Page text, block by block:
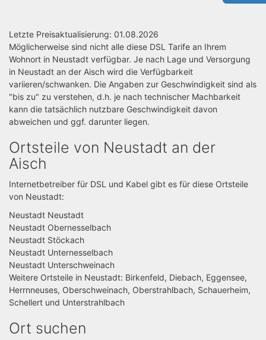
Letzte Preisaktualisierung: 01.08.2026
Möglicherweise sind nicht alle diese DSL Tarife an Ihrem
Wohnort in Neustadt verfügbar. Je nach Lage und Versorgung
in Neustadt an der Aisch wird die Verfügbarkeit
variieren/schwanken. Die Angaben zur Geschwindigkeit sind als
"bis zu" zu verstehen, d.h. je nach technischer Machbarkeit
kann die tatsächlich nutzbare Geschwindigkeit davon
abweichen und ggf. darunter liegen.
Ortsteile von Neustadt an der
Aisch
Internetbetreiber für DSL und Kabel gibt es für diese Ortsteile
von Neustadt:
Neustadt Neustadt
Neustadt Obernesselbach
Neustadt Stöckach
Neustadt Unternesselbach
Neustadt Unterschweinach
Weitere Ortsteile in Neustadt: Birkenfeld, Diebach, Eggensee,
Herrnneuses, Oberschweinach, Oberstrahlbach, Schauerheim,
Schellert und Unterstrahlbach
Ort suchen